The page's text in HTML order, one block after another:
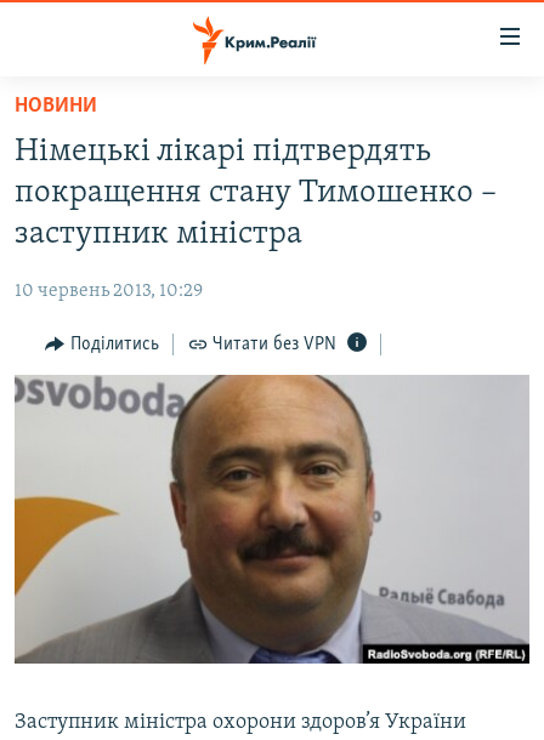
Перейти
основного
матеріалу
Перейти
до
основної
навігації
Перейти
до
пошуку
ВОДА.КРИМ
ВІДЕО ТА ФОТО
БЛОГИ
ПОГЛЯД
ІНТЕРВ'Ю
ДЕПОРТАЦІЯ
ВІДЕОУРОКИ «ELIFBE»
СВІДЧЕННЯ ОКУПАЦІЇ
УКРАЇНСЬКА ПРОБЛЕМА КРИМУ
ЯК ОБІЙТИ БЛОКУВАННЯ
Русский
Qırımtatar
НОВИНИ
Німецькі лікарі підтвердять
покращення стану Тимошенко –
заступник міністра
10 червень 2013, 10:29
Поділитись Читати без VPN
Заступник міністра охорони здоров’я України